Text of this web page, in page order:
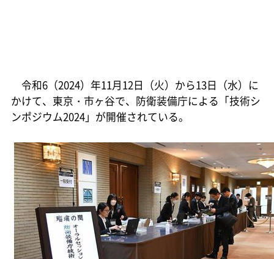
令和6（2024）年11月12日（火）から13日（水）に
かけて、東京・市ヶ谷で、防衛装備庁による「技術シ
ンポジウム2024」が開催されている。